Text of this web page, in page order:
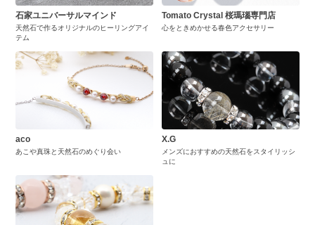
石家ユニバーサルマインド
天然石で作るオリジナルのヒーリングアイ
テム
Tomato Crystal 桜瑪瑙専門店
心をときめかせる春色アクセサリー
aco
あこや真珠と天然石のめぐり会い
X.G
メンズにおすすめの天然石をスタイリッシ
ュに